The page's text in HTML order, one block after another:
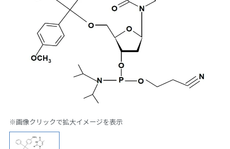
※画像クリックで拡大イメージを表示